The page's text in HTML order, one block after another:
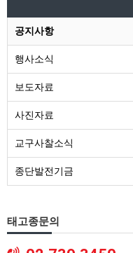
공지사항
행사소식
보도자료
사진자료
교구사찰소식
종단발전기금
태고종문의